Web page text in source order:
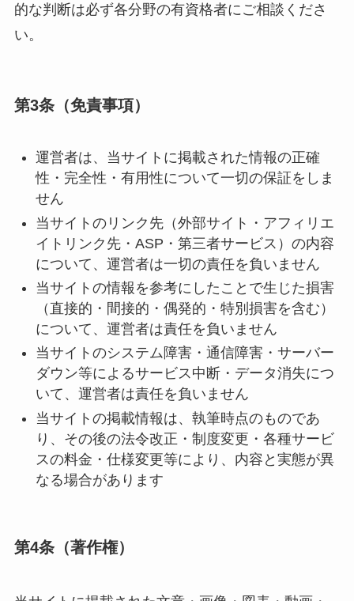
的な判断は必ず各分野の有資格者にご相談くださ
い。
第3条（免責事項）
運営者は、当サイトに掲載された情報の正確
性・完全性・有用性について一切の保証をしま
せん
当サイトのリンク先（外部サイト・アフィリエ
イトリンク先・ASP・第三者サービス）の内容
について、運営者は一切の責任を負いません
当サイトの情報を参考にしたことで生じた損害
（直接的・間接的・偶発的・特別損害を含む）
について、運営者は責任を負いません
当サイトのシステム障害・通信障害・サーバー
ダウン等によるサービス中断・データ消失につ
いて、運営者は責任を負いません
当サイトの掲載情報は、執筆時点のものであ
り、その後の法令改正・制度変更・各種サービ
スの料金・仕様変更等により、内容と実態が異
なる場合があります
第4条（著作権）